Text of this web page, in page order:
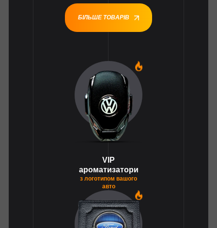
БІЛЬШЕ ТОВАРІВ
VIP
ароматизатори
з логотипом вашого
авто